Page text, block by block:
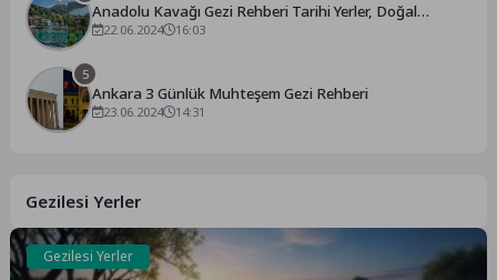
Anadolu Kavağı Gezi Rehberi Tarihi Yerler, Doğal
Güzellikler
22.06.2024 16:03
5
Ankara 3 Günlük Muhteşem Gezi Rehberi
23.06.2024 14:31
Gezilesi Yerler
Gezilesi Yerler